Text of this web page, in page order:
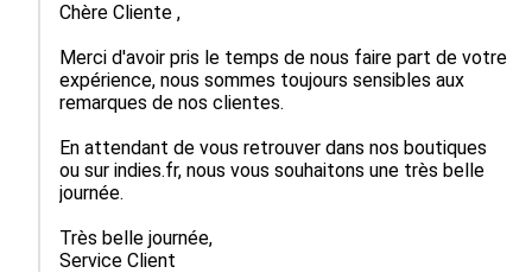
Chère Cliente ,
Merci d'avoir pris le temps de nous faire part de votre
expérience, nous sommes toujours sensibles aux
remarques de nos clientes.
En attendant de vous retrouver dans nos boutiques
ou sur indies.fr, nous vous souhaitons une très belle
journée.
Très belle journée,
Service Client